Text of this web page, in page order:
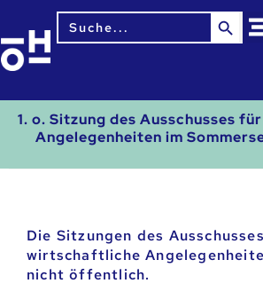
Search
for:
Search
1. o. Sitzung des Ausschusses
Angelegenheiten im
Die Sitzungen des
wirtschaftliche
nicht öffentlich.